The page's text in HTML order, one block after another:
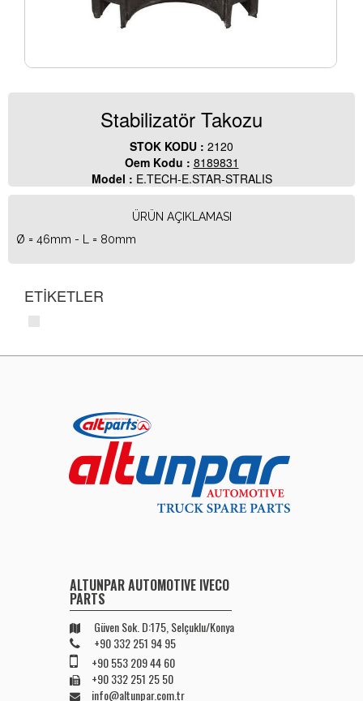
Stabilizatör Takozu
STOK KODU : 2120
Oem Kodu : 8189831
Model : E.TECH-E.STAR-STRALIS
ÜRÜN AÇIKLAMASI
Ø = 46mm - L = 80mm
ETİKETLER
ALTUNPAR AUTOMOTIVE IVECO
PARTS
Güven Sok. D:175, Selçuklu/Konya
+90 332 251 94 95
+90 553 209 44 60
+90 332 251 25 50
info@altunpar.com.tr